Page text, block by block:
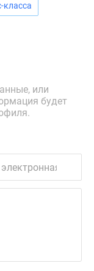
класса
или
будет